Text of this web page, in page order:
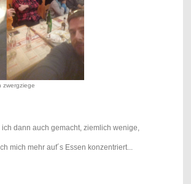
zwergziege
dann auch gemacht, ziemlich wenige,
mich mehr auf´s Essen konzentriert...